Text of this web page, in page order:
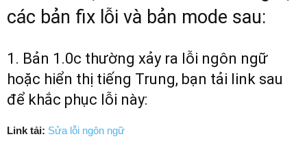
các bản fix lỗi và bản mode sau:
1. Bản 1.0c thường xảy ra lỗi ngôn ngữ
hoặc hiển thị tiếng Trung, bạn tải link sau
để khắc phục lỗi này:
Link tải: Sửa lỗi ngôn ngữ